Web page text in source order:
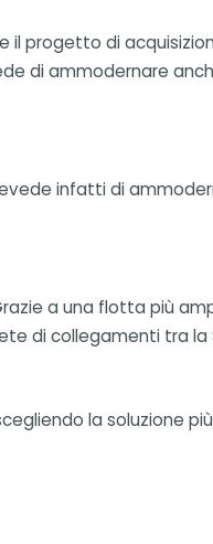
il progetto di
di ammodernare
infatti di
a una flotta più
di collegamenti tra la
la soluzione